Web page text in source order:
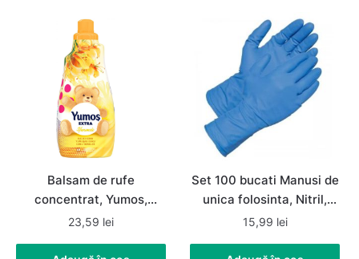
Balsam de rufe
concentrat, Yumos,
Hanimeli / Mana Maicii
23,59 lei
Set 100 bucati Manusi de
unica folosinta, Nitril,
nepudrate, albastre,
15,99 lei